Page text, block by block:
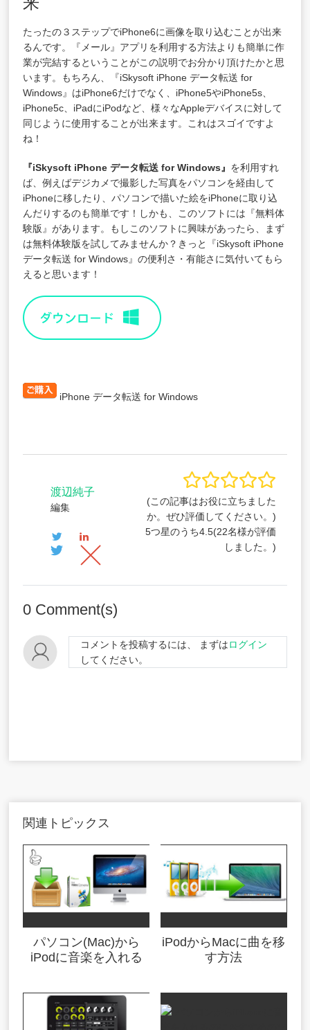
たったの３ステップでiPhone6に画像を取り込むことが出来
るんです。『メール』アプリを利用する方法よりも簡単に作
業が完結するということがこの説明でお分かり頂けたかと思
います。もちろん、『iSkysoft iPhone データ転送 for
Windows』はiPhone6だけでなく、iPhone5やiPhone5s、
iPhone5c、iPadにiPodなど、様々なAppleデバイスに対して
同じように使用することが出来ます。これはスゴイですよ
ね！
『iSkysoft iPhone データ転送 for Windows』 を利用すれ
ば、例えばデジカメで撮影した写真をパソコンを経由して
iPhoneに移したり、パソコンで描いた絵をiPhoneに取り込
んだりするのも簡単です！しかも、このソフトには『無料体
験版』があります。もしこのソフトに興味があったら、まず
は無料体験版を試してみませんか？きっと『iSkysoft iPhone
データ転送 for Windows』の便利さ・有能さに気付いてもら
えると思います！
iPhone データ転送 for Windows
渡辺純子
編集
(この記事はお役に立ちました
か。ぜひ評価してください。)
5つ星のうち4.5(22名様が評価
しました。)
0 Comment(s)
コメントを投稿するには、 まずはログイン
してください。
関連トピックス
パソコン(Mac)から
iPodに音楽を入れる
iPodからMacに曲を移
す方法